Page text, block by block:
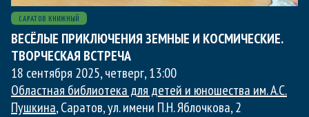
САРАТОВ КНИЖНЫЙ
ВЕСЁЛЫЕ ПРИКЛЮЧЕНИЯ ЗЕМНЫЕ И КОСМИЧЕСКИЕ.
ТВОРЧЕСКАЯ ВСТРЕЧА
18 сентября 2025, четверг,13:00
Областная библиотека для детей и юношества им. А.С.
Пушкина, Саратов, ул. имени П.Н. Яблочкова, 2